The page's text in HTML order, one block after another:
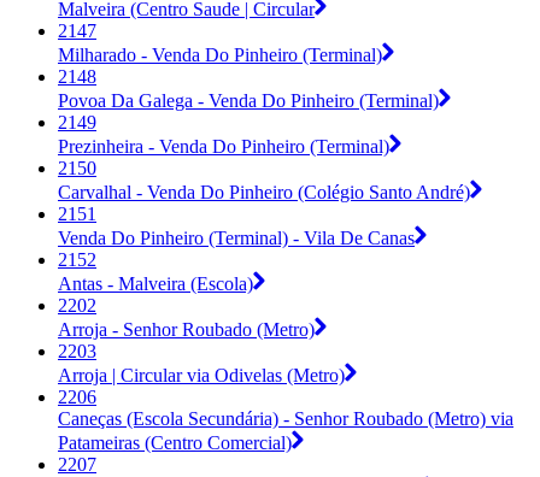
Malveira (Centro Saude | Circular
2147
Milharado - Venda Do Pinheiro (Terminal)
2148
Povoa Da Galega - Venda Do Pinheiro (Terminal)
2149
Prezinheira - Venda Do Pinheiro (Terminal)
2150
Carvalhal - Venda Do Pinheiro (Colégio Santo André)
2151
Venda Do Pinheiro (Terminal) - Vila De Canas
2152
Antas - Malveira (Escola)
2202
Arroja - Senhor Roubado (Metro)
2203
Arroja | Circular via Odivelas (Metro)
2206
Caneças (Escola Secundária) - Senhor Roubado (Metro) via
Patameiras (Centro Comercial)
2207